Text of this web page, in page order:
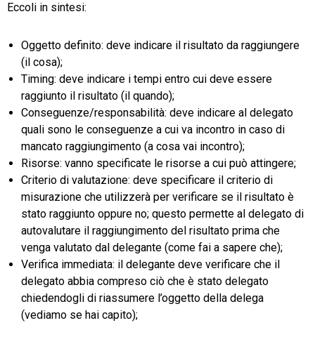
Eccoli in sintesi:
Oggetto definito: deve indicare il risultato da raggiungere
(il cosa);
Timing: deve indicare i tempi entro cui deve essere
raggiunto il risultato (il quando);
Conseguenze/responsabilità: deve indicare al delegato
quali sono le conseguenze a cui va incontro in caso di
mancato raggiungimento (a cosa vai incontro);
Risorse: vanno specificate le risorse a cui può attingere;
Criterio di valutazione: deve specificare il criterio di
misurazione che utilizzerà per verificare se il risultato è
stato raggiunto oppure no; questo permette al delegato di
autovalutare il raggiungimento del risultato prima che
venga valutato dal delegante (come fai a sapere che);
Verifica immediata: il delegante deve verificare che il
delegato abbia compreso ciò che è stato delegato
chiedendogli di riassumere l’oggetto della delega
(vediamo se hai capito);